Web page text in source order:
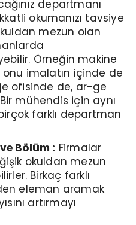
departmanı
okumanızı tavsiye
mezun olan
Örneğin makine
imalatın içinde de
ofisinde de, ar-ge
mühendis için aynı
farklı departman
Bölüm : Firmalar
okuldan mezun
Birkaç farklı
eleman aramak
artırmayı